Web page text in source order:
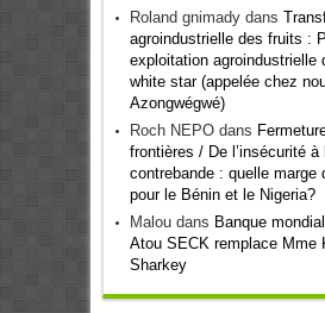
Roland gnimadydans
agroindustrielle des fruits :
exploitation agroindustrielle
white star (appelée chez
Azongwégwé)
Roch NEPOdans
frontières / De l’insécurité à
contrebande : quelle
pour le Bénin et le Nigeria?
Maloudans Banque
Atou SECK remplace Mme
Sharkey